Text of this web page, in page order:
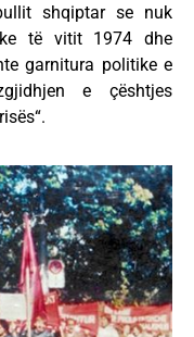
shqiptar se nuk
të vitit 1974 dhe
garnitura politike e
e çështjes